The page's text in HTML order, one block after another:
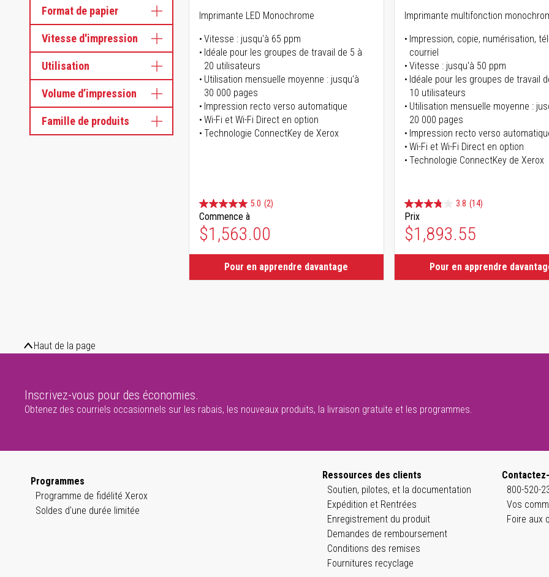
Format de papier
Vitesse d'impression
Utilisation
Volume d’impression
Famille de produits
Imprimante LED Monochrome
Vitesse : jusqu'à 65 ppm
Idéale pour les groupes de travail de 5 à
20 utilisateurs
Utilisation mensuelle moyenne : jusqu'à
30 000 pages
Impression recto verso automatique
Wi-Fi et Wi-Fi Direct en option
Technologie ConnectKey de Xerox
5.0 (2)
Commence à
$1,563.00
Pour en apprendre davantage
Imprimante multifonction
Impression, copie, numérisation,
courriel
Vitesse : jusqu'à 50 ppm
Idéale pour les groupes de travail
10 utilisateurs
Utilisation mensuelle moyenne :
20 000 pages
Impression recto verso
Wi-Fi et Wi-Fi Direct en option
Technologie ConnectKey de Xerox
3.8 (14)
Prix
$1,893.55
Pour en apprendre
Haut de la page
Inscrivez-vous pour des économies.
Obtenez des courriels occasionnels sur les rabais, les nouveaux produits, la livraison gratuite et les programmes.
Programmes
Programme de fidélité Xerox
Soldes d'une durée limitée
Ressources des clients
Soutien, pilotes, et la documentation
Expédition et Rentrées
Enregistrement du produit
Demandes de remboursement
Conditions des remises
Fournitures recyclage
800-520-
Vos
Foire aux